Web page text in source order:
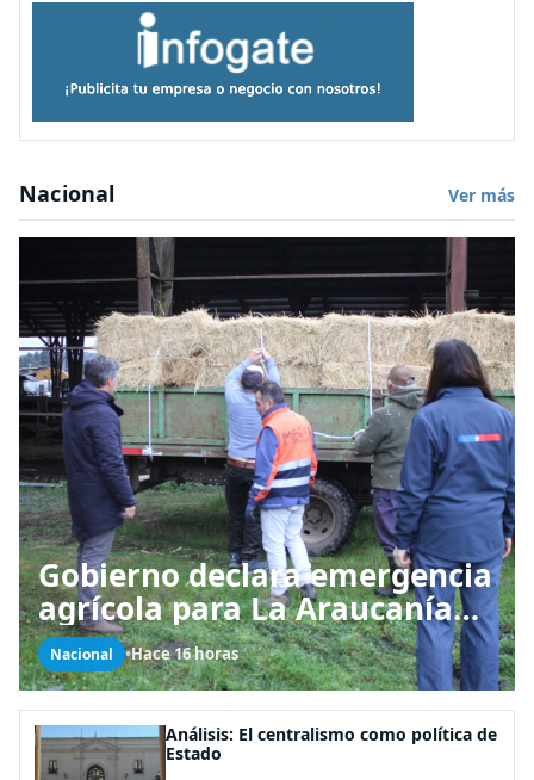
Nacional Ver más
Gobierno declara emergencia
agrícola para La Araucanía
tras desastres por pasos de
sistemas frontales
Nacional •Hace 16 horas
Análisis: El centralismo como política de
Estado